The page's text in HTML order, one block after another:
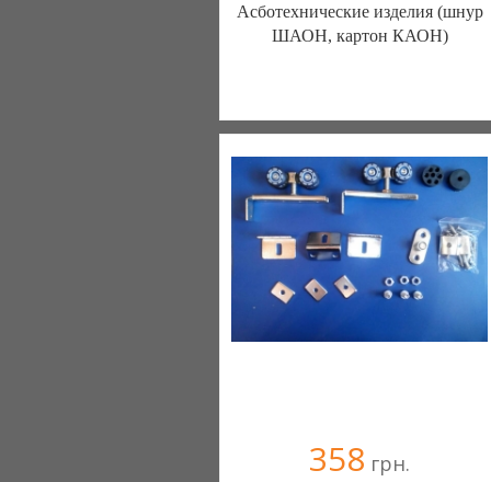
Асботехнические изделия (шнур
ШАОН, картон КАОН)
+38097 0971527
358 грн.